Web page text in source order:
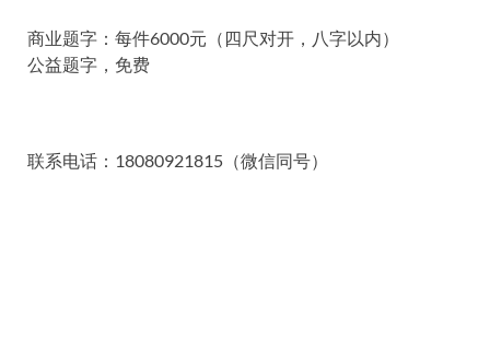
商业题字：每件6000元（四尺对开，八字以内）
公益题字，免费
联系电话：18080921815（微信同号）